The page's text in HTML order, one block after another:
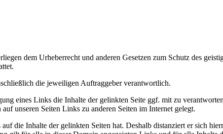
dem Urheberrecht und anderen Gesetzen zum Schutz des
die jeweiligen Auftraggeber verantwortlich.
eines Links die Inhalte der gelinkten Seite ggf. mit zu
unseren Seiten Links zu anderen Seiten im Internet gelegt.
die Inhalte der gelinkten Seiten hat. Deshalb distanziert er sich